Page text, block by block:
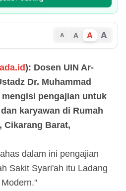
A A A A
): Dosen UIN Ar-
Dr. Muhammad
mengisi pengajian untuk
karyawan di Rumah
Cikarang Barat,
dalam ini pengajian
Sakit Syari'ah itu Ladang